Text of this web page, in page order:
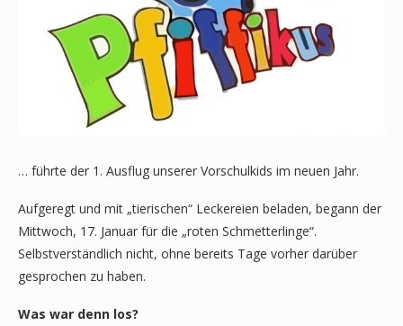
… führte der 1. Ausflug unserer Vorschulkids im neuen Jahr.
Aufgeregt und mit „tierischen“ Leckereien beladen, begann der
Mittwoch, 17. Januar für die „roten Schmetterlinge“.
Selbstverständlich nicht, ohne bereits Tage vorher darüber
gesprochen zu haben.
Was war denn los?